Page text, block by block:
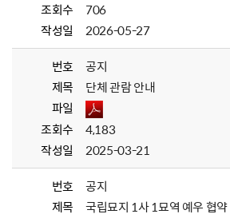
조회수
706
작성일
2026-05-27
번호
공지
제목
단체 관람 안내
파일
조회수
4,183
작성일
2025-03-21
번호
공지
제목
국립묘지 1사 1묘역 예우 협